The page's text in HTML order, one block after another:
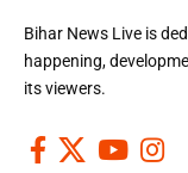
Bihar News Live is
happening,
its viewers.